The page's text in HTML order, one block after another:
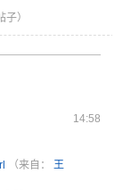
子）
14:58
（来自： 王